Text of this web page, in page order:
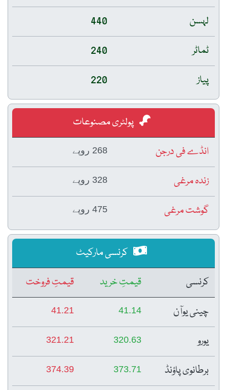
لہسن
440
ٹماٹر
240
پیاز
220
پولٹری مصنوعات
انڈے فی درجن
268 روپے
زندہ مرغی 328 روپے
گوشت مرغی 475 روپے
کرنسی مارکیٹ
کرنسی
قیمتِ خرید
قیمتِ فروخت
چینی یوآن
41.14
41.21
یورو 320.63
321.21
برطانوی پاؤنڈ 373.71
374.39